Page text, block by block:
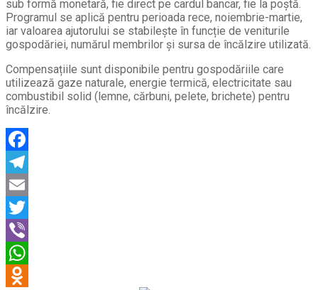
sub formă monetară, fie direct pe cardul bancar, fie la poștă.
Programul se aplică pentru perioada rece, noiembrie-martie,
iar valoarea ajutorului se stabilește în funcție de veniturile
gospodăriei, numărul membrilor și sursa de încălzire utilizată.
Compensațiile sunt disponibile pentru gospodăriile care
utilizează gaze naturale, energie termică, electricitate sau
combustibil solid (lemne, cărbuni, pelete, brichete) pentru
încălzire.